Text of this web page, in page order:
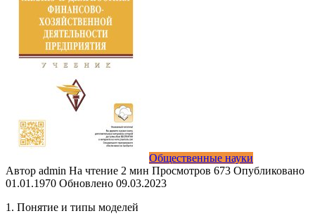
Общественные науки
Автор admin На чтение 2 мин Просмотров 673 Опубликовано
01.01.1970 Обновлено 09.03.2023
1. Понятие и типы моделей